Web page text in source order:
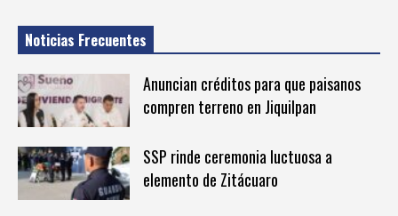
Noticias Frecuentes
Anuncian créditos para que paisanos
compren terreno en Jiquilpan
SSP rinde ceremonia luctuosa a
elemento de Zitácuaro